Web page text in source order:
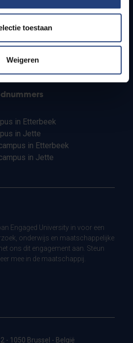
toestaan
Weigeren
secundaire scholen
in Etterbeek
in Jette
in Etterbeek
in Jette
Engaged University in voor een
onderwijs en maatschappelijke
ons dit engagement aan. Steun
mee in de maatschappij.
- 1050 Brussel - België